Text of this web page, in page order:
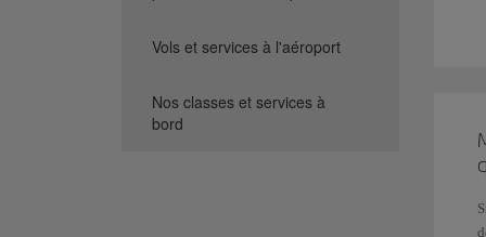
Vols et services à l'aéroport
Nos classes et services à
bord